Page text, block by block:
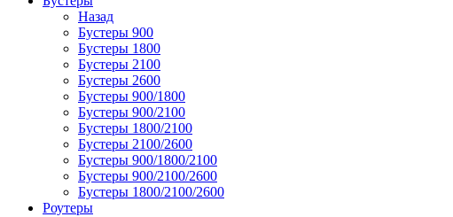
Назад
Бустеры 900
Бустеры 1800
Бустеры 2100
Бустеры 2600
Бустеры 900/1800
Бустеры 900/2100
Бустеры 1800/2100
Бустеры 2100/2600
Бустеры 900/1800/2100
Бустеры 900/2100/2600
Бустеры 1800/2100/2600
Роутеры